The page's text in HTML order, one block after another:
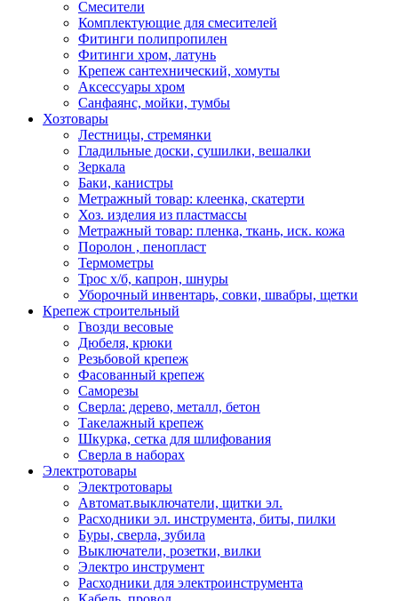
Смесители
Комплектующие для смесителей
Фитинги полипропилен
Фитинги хром, латунь
Крепеж сантехнический, хомуты
Аксессуары хром
Санфаянс, мойки, тумбы
Хозтовары
Лестницы, стремянки
Гладильные доски, сушилки, вешалки
Зеркала
Баки, канистры
Метражный товар: клеенка, скатерти
Хоз. изделия из пластмассы
Метражный товар: пленка, ткань, иск. кожа
Поролон , пенопласт
Термометры
Трос х/б, капрон, шнуры
Уборочный инвентарь, совки, швабры, щетки
Крепеж строительный
Гвозди весовые
Дюбеля, крюки
Резьбовой крепеж
Фасованный крепеж
Саморезы
Сверла: дерево, металл, бетон
Такелажный крепеж
Шкурка, сетка для шлифования
Сверла в наборах
Электротовары
Электротовары
Автомат.выключатели, щитки эл.
Расходники эл. инструмента, биты, пилки
Буры, сверла, зубила
Выключатели, розетки, вилки
Электро инструмент
Расходники для электроинструмента